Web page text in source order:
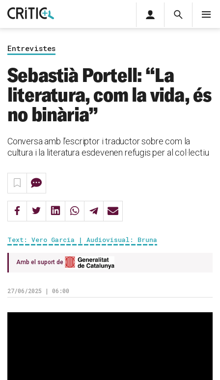
Cerca
privada
Inicia sessió
Entrevistes
Sebastià Portell: “La
literatura, com la vida, és
no binària”
Conversa amb l’escriptor i traductor sobre com la
cultura i la literatura esdevenen refugis per al col·lectiu
Text: Vero Garcia | Audiovisual: Bruna
Amb el suport de
27/06/2025 | 06:00